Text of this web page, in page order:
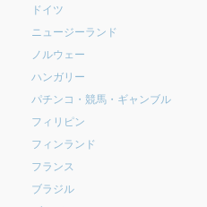
ドイツ
ニュージーランド
ノルウェー
ハンガリー
パチンコ・競馬・ギャンブル
フィリピン
フィンランド
フランス
ブラジル